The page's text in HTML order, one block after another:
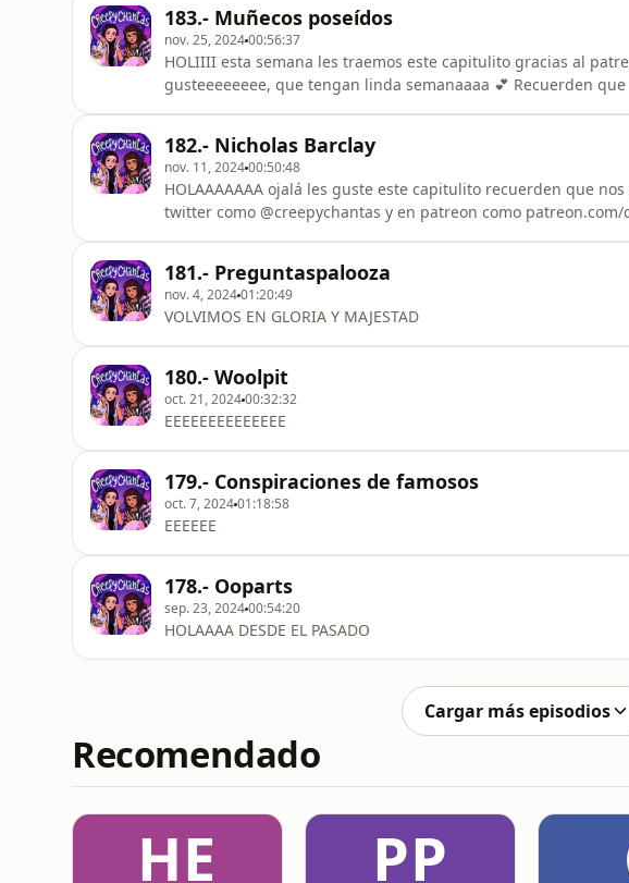
183.- Muñecos poseídos
nov. 25, 202400:56:37
HOLIIII esta semana les traemos este capitulito gracias al
gusteeeeeeee, que tengan linda semanaaaa 💕 Recuerden que nos pueden encontrar en redes
182.- Nicholas Barclay
nov. 11, 202400:50:48
HOLAAAAAAA ojalá les guste este capitulito recuerden que
twitter como @creepychantas y en patreon como
181.- Preguntaspalooza
nov. 4, 202401:20:49
VOLVIMOS EN GLORIA Y MAJESTAD
180.- Woolpit
oct. 21, 202400:32:32
EEEEEEEEEEEEEE
179.- Conspiraciones de famosos
oct. 7, 202401:18:58
EEEEEE
178.- Ooparts
sep. 23, 202400:54:20
HOLAAAA DESDE EL PASADO
Cargar más episodios
Recomendado
HE PP